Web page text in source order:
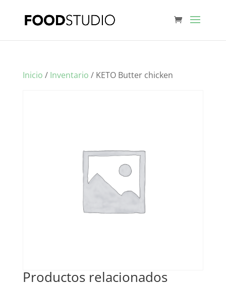
Inicio / Inventario / KETO Butter chicken
Productos relacionados